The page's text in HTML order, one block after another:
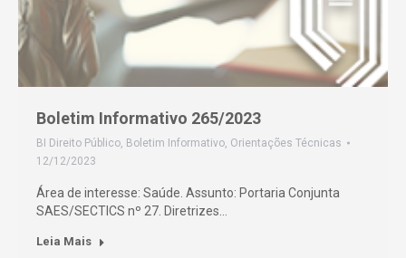
Boletim Informativo 265/2023
BI Direito Público, Boletim Informativo, Orientações Técnicas
12/12/2023
Área de interesse: Saúde. Assunto: Portaria Conjunta
SAES/SECTICS nº 27. Diretrizes…
Leia Mais